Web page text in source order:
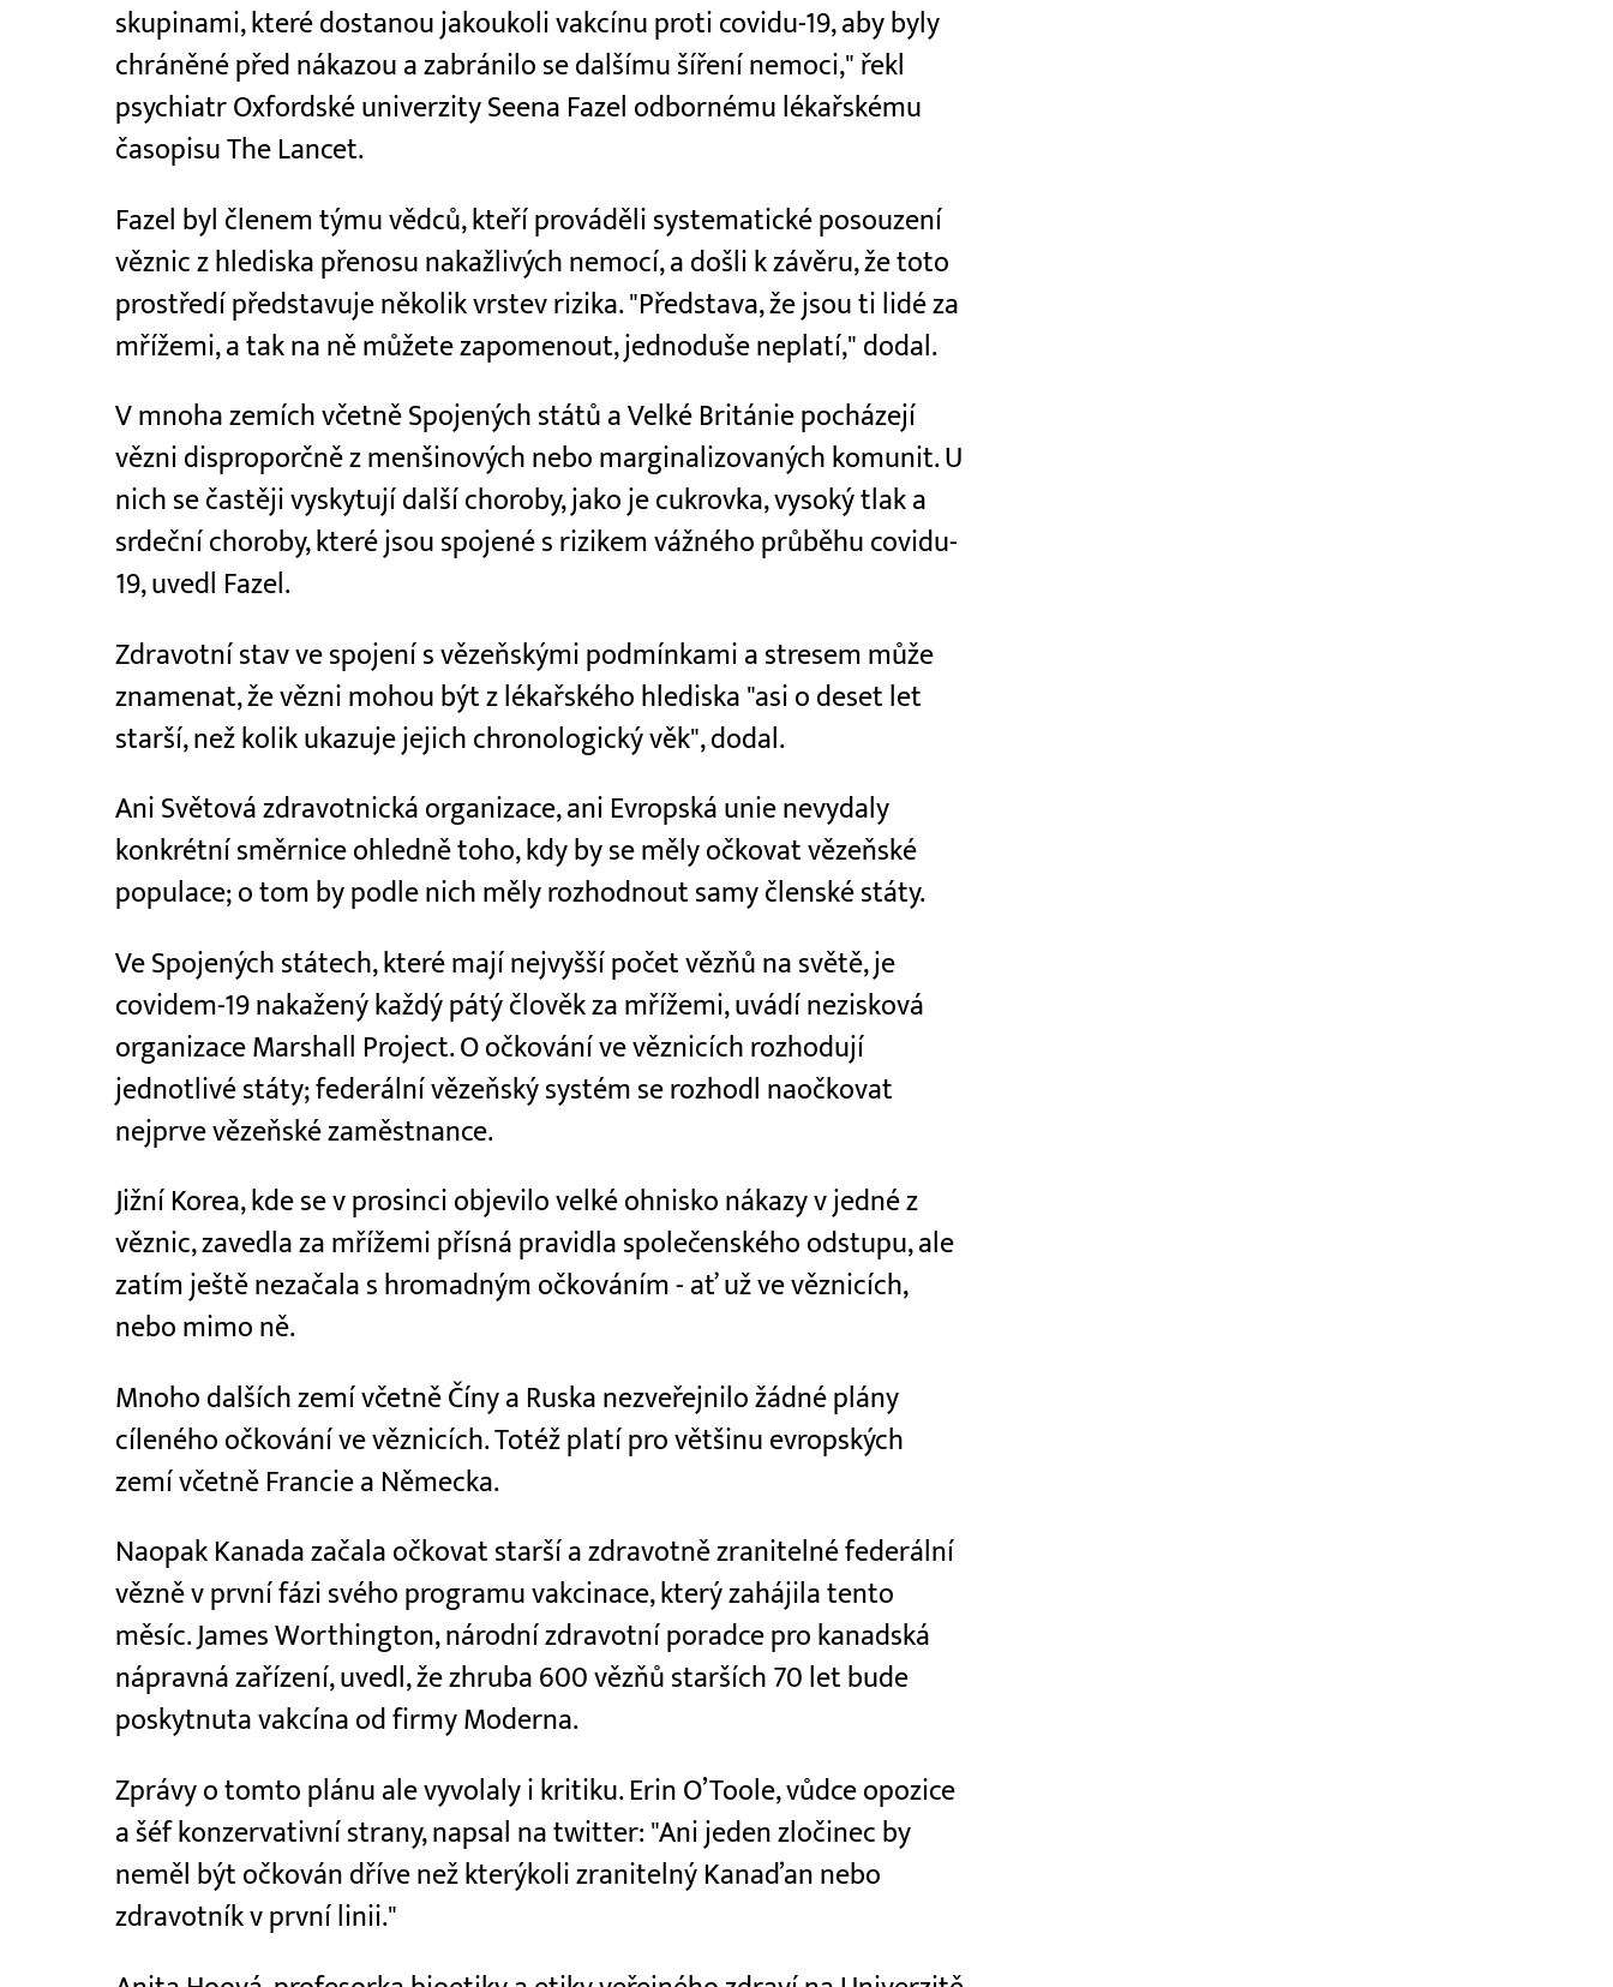
skupinami, které dostanou jakoukoli vakcínu proti covidu-19, aby byly
chráněné před nákazou a zabránilo se dalšímu šíření nemoci," řekl
psychiatr Oxfordské univerzity Seena Fazel odbornému lékařskému
časopisu The Lancet.
Fazel byl členem týmu vědců, kteří prováděli systematické posouzení
věznic z hlediska přenosu nakažlivých nemocí, a došli k závěru, že toto
prostředí představuje několik vrstev rizika. "Představa, že jsou ti lidé za
mřížemi, a tak na ně můžete zapomenout, jednoduše neplatí," dodal.
V mnoha zemích včetně Spojených států a Velké Británie pocházejí
vězni disproporčně z menšinových nebo marginalizovaných komunit. U
nich se častěji vyskytují další choroby, jako je cukrovka, vysoký tlak a
srdeční choroby, které jsou spojené s rizikem vážného průběhu covidu-
19, uvedl Fazel.
Zdravotní stav ve spojení s vězeňskými podmínkami a stresem může
znamenat, že vězni mohou být z lékařského hlediska "asi o deset let
starší, než kolik ukazuje jejich chronologický věk", dodal.
Ani Světová zdravotnická organizace, ani Evropská unie nevydaly
konkrétní směrnice ohledně toho, kdy by se měly očkovat vězeňské
populace; o tom by podle nich měly rozhodnout samy členské státy.
Ve Spojených státech, které mají nejvyšší počet vězňů na světě, je
covidem-19 nakažený každý pátý člověk za mřížemi, uvádí nezisková
organizace Marshall Project. O očkování ve věznicích rozhodují
jednotlivé státy; federální vězeňský systém se rozhodl naočkovat
nejprve vězeňské zaměstnance.
Jižní Korea, kde se v prosinci objevilo velké ohnisko nákazy v jedné z
věznic, zavedla za mřížemi přísná pravidla společenského odstupu, ale
zatím ještě nezačala s hromadným očkováním - ať už ve věznicích,
nebo mimo ně.
Mnoho dalších zemí včetně Číny a Ruska nezveřejnilo žádné plány
cíleného očkování ve věznicích. Totéž platí pro většinu evropských
zemí včetně Francie a Německa.
Naopak Kanada začala očkovat starší a zdravotně zranitelné federální
vězně v první fázi svého programu vakcinace, který zahájila tento
měsíc. James Worthington, národní zdravotní poradce pro kanadská
nápravná zařízení, uvedl, že zhruba 600 vězňů starších 70 let bude
poskytnuta vakcína od firmy Moderna.
Zprávy o tomto plánu ale vyvolaly i kritiku. Erin O’Toole, vůdce opozice
a šéf konzervativní strany, napsal na twitter: "Ani jeden zločinec by
neměl být očkován dříve než kterýkoli zranitelný Kanaďan nebo
zdravotník v první linii."